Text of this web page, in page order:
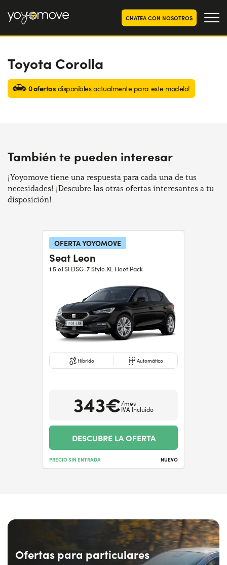
CHATEA CON NOSOTROS
OFERTAS RENTING COCHES
Particulares
Autónomos y Empresas
OFERTAS RENTING
SEGUNDA MANO
Nuestra historia
Trabaja con nosotros
CÓMO FUNCIONA
POR QUÉ CONVIENE
¿Necesitas ayuda?
Toyota Corolla
0 ofertas disponibles actualmente para este modelo!
También te pueden interesar
¡Yoyomove tiene una respuesta para cada una de tus
necesidades! ¡Descubre las otras ofertas interesantes a tu
disposición!
OFERTA YOYOMOVE
Seat Leon
1.5 eTSI DSG-7 Style XL Fleet Pack
Híbrido Automático
343€/mes
IVA Incluido
DESCUBRE LA OFERTA
PRECIO SIN ENTRADA NUEVO
Ofertas para particulares